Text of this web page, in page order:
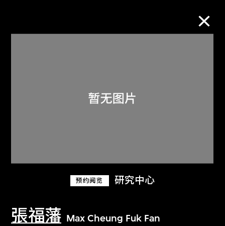
预约阅览 研究中心
張福藩 Max Cheung Fuk Fan
关于M+藏品
探索世界顶级的二十及二十一世纪视觉
文化藏品。